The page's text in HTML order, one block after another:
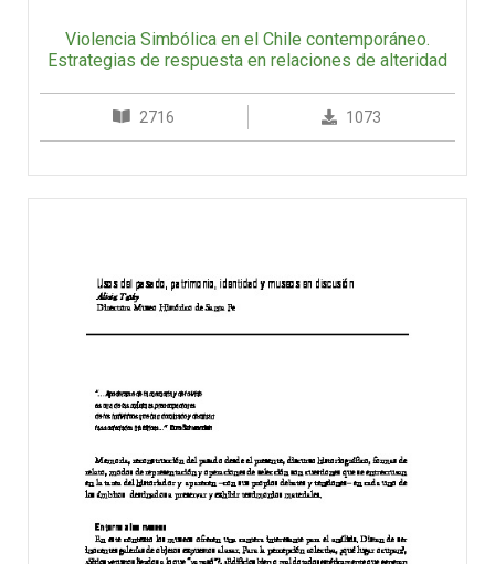
Violencia Simbólica en el Chile contemporáneo.
Estrategias de respuesta en relaciones de alteridad
2716 1073